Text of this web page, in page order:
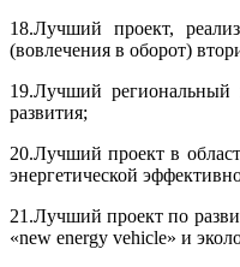
18.Лучший проект,
(вовлечения в оборот)
19.Лучший региональный
развития;
20.Лучший проект в
энергетической
21.Лучший проект по
«new energy vehicle» и